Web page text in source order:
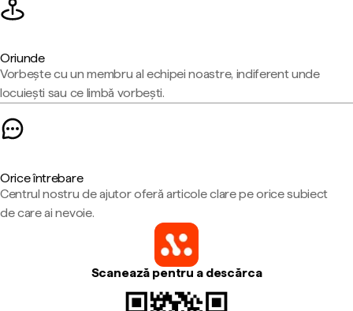
Oriunde
Vorbește cu un membru al echipei noastre, indiferent unde
locuiești sau ce limbă vorbești.
Orice întrebare
Centrul nostru de ajutor oferă articole clare pe orice subiect
de care ai nevoie.
Scanează pentru a descărca